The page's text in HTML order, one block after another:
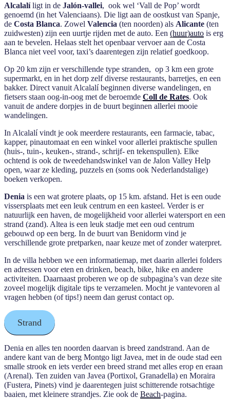
Alcalalíligt in de Jalón-vallei, ook wel ‘Vall de Pop’ wordt
genoemd (in het Valenciaans). Die ligt aan de oostkust van Spanje,
de Costa Blanca. Zowel Valencia (ten noorden) als Alicante (ten
zuidwesten) zijn een uurtje rijden met de auto. Een (huur)auto is erg
aan te bevelen. Helaas stelt het openbaar vervoer aan de Costa
Blanca niet veel voor, taxi’s daarentegen zijn relatief goedkoop.
Op 20 km zijn er verschillende type stranden, op 3 km een grote
supermarkt, en in het dorp zelf diverse restaurants, barretjes, en een
bakker. Direct vanuit Alcalalí beginnen diverse wandelingen, en
fietsers staan oog-in-oog met de beroemde Coll de Rates. Ook
vanuit de andere dorpjes in de buurt beginnen allerlei mooie
wandelingen.
In Alcalalí vindt je ook meerdere restaurants, een farmacie, tabac,
kapper, pinautomaat en een winkel voor allerlei praktische spullen
(huis-, tuin-, keuken-, strand-, schrijf- en tekenspullen). Elke
ochtend is ook de tweedehandswinkel van de Jalon Valley Help
open, waar ze kleding, puzzels en (soms ook Nederlandstalige)
boeken verkopen.
Denia is een wat grotere plaats, op 15 km. afstand. Het is een oude
vissersplaats met een leuk centrum en een kasteel. Verder is er
natuurlijk een haven, de mogelijkheid voor allerlei watersport en een
strand (zand). Altea is een leuk stadje met een oud centrum
gebouwd op een berg. In de buurt van Benidorm vind je
verschillende grote pretparken, naar keuze met of zonder waterpret.
In de villa hebben we een informatiemap, met daarin allerlei folders
en adressen voor eten en drinken, beach, bike, hike en andere
activiteiten. Daarnaast proberen we op de subpagina’s van deze site
zoveel mogelijk digitale tips te verzamelen. Mocht je vantevoren al
vragen hebben (of tips!) neem dan gerust contact op.
Strand
Denia en alles ten noorden daarvan is breed zandstrand. Aan de
andere kant van de berg Montgo ligt Javea, met in de oude stad een
smalle strook en iets verder een breed strand met alles erop en eraan
(Arenal). Ten zuiden van Javea (Portixol, Granadella) en Moraira
(Fustera, Pinets) vind je daarentegen juist schitterende rotsachtige
baaien, met kleinere strandjes. Zie ook de Beach-pagina.